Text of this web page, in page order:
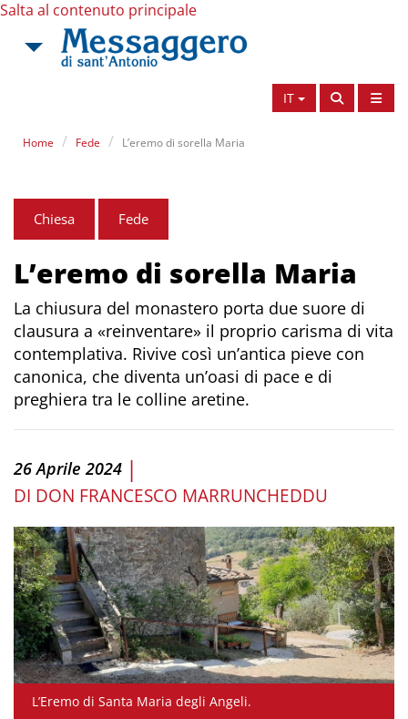
Salta al contenuto principale
IT
Home Fede L’eremo di sorella Maria
Chiesa Fede
L’eremo di sorella Maria
La chiusura del monastero porta due suore di
clausura a «reinventare» il proprio carisma di vita
contemplativa. Rivive così un’antica pieve con
canonica, che diventa un’oasi di pace e di
preghiera tra le colline aretine.
26 Aprile 2024 |
DI DON FRANCESCO MARRUNCHEDDU
L’Eremo di Santa Maria degli Angeli.